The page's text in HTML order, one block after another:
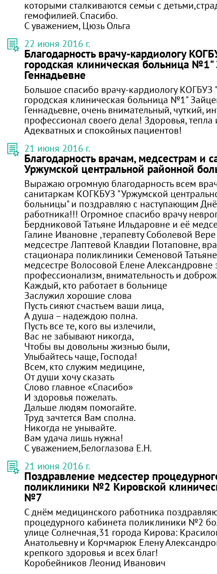
которыми сталкиваются семьи с
гемофилией. Спасибо.
С уважением, Цюзь Ольга
22 июня 2016 г.
Благодарность врачу-кардиологу
городская клиническая больница
Геннадьевне
Большое спасибо врачу-кардиологу КОГБУЗ
городская клиническая больница №1"
Геннадьевне, очень внимательный, чуткий,
профессионал своего дела! Здоровья,
Адекватных и спокойных пациентов!
21 июня 2016 г.
Благодарность врачам, медсестрам и
Уржумской центральной районной
Выражаю огромную благодарность всем
санитаркам КОГКБУЗ "Уржумской
больницы" и поздравляю с наступающим
работника!!! Огромное спасибо врачу
Бердниковой Татьяне Ильдаровне и её
Галине Ивановне ,терапевту Соболевой
медсестре Лаптевой Клавдии Потаповне,
стационара поликлиники Семеновой
медсестре Волосовой Елене Александровне
профессионализм, внимательность и
Каждый, кто работает в больнице
Заслужил хорошие слова
Пусть сияют счастьем ваши лица,
А душа – надеждою полна.
Пусть все те, кого вы излечили,
Вас не забывают никогда,
Чтобы вы довольны жизнью были,
Улыбайтесь чаще, Господа!
Всем, кто служим медицине,
От души хочу сказать
Слово главное «Спасибо»
И здоровья пожелать.
Дальше людям помогайте.
Труд зачтется Вам сполна.
Никогда не унывайте.
Вам удача лишь нужна!
С уважением,Белоглазова Е.Н.
21 июня 2016 г.
Поздравление медсестер
поликлиники №2 Кировской
№7
С днём медицинского работника
процедурного кабинета поликлиники №2
улице Солнечная,31 города Кирова:
Анатольевну и Корчмарюк Елену
крепкого здоровья и всех благ!
Коробейников Леонид Иванович